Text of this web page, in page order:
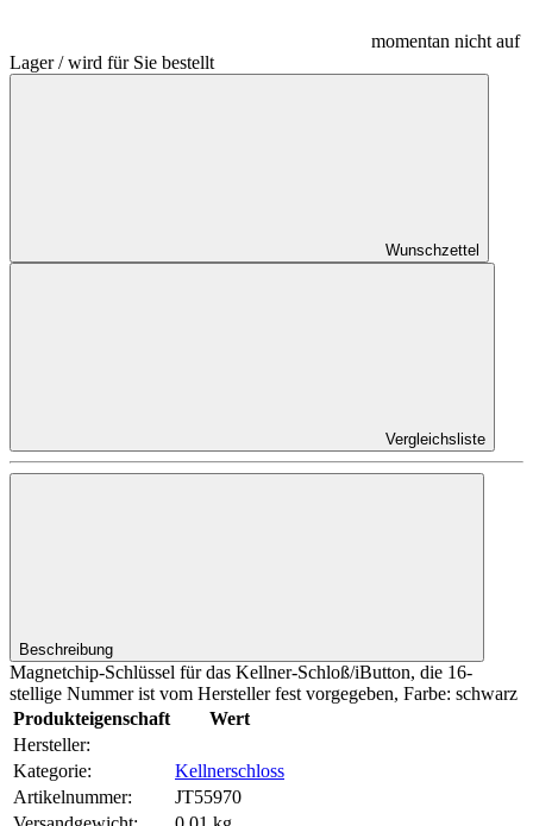
momentan nicht auf
Lager / wird für Sie bestellt
Wunschzettel
Vergleichsliste
Beschreibung
Magnetchip-Schlüssel für das Kellner-Schloß/iButton, die 16-
stellige Nummer ist vom Hersteller fest vorgegeben, Farbe: schwarz
Produkteigenschaft
Wert
Hersteller:
Kategorie:
Kellnerschloss
Artikelnummer:
JT55970